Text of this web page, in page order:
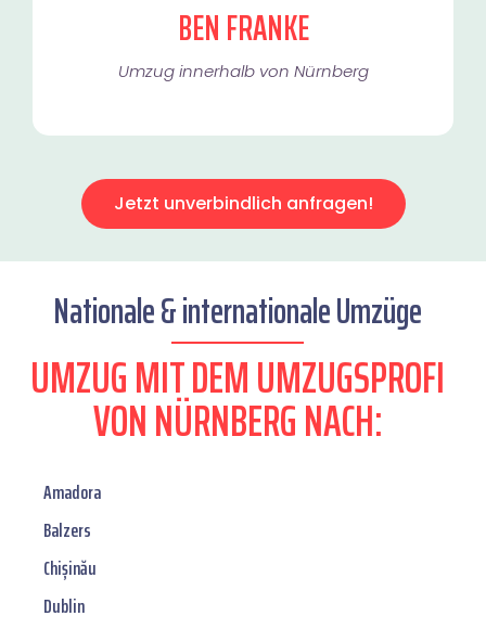
BEN FRANKE
Umzug innerhalb von Nürnberg​
Jetzt unverbindlich anfragen!
Nationale & internationale Umzüge
UMZUG MIT DEM UMZUGSPROFI
VON NÜRNBERG NACH:
Amadora
Balzers
Chișinău
Dublin